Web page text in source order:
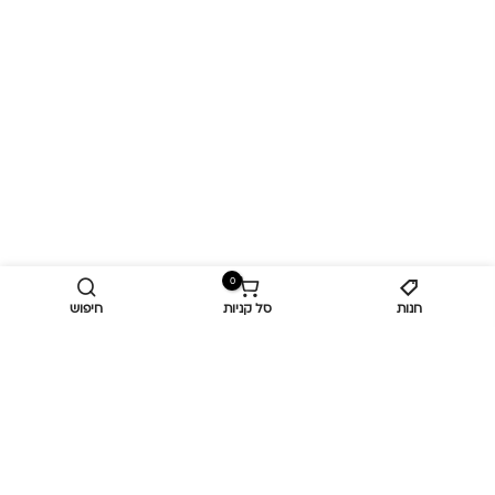
חנות
0
סל קניות חיפוש